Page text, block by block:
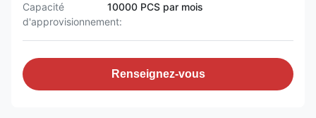
Capacité
d'approvisionnement:
10000 PCS par mois
Renseignez-vous